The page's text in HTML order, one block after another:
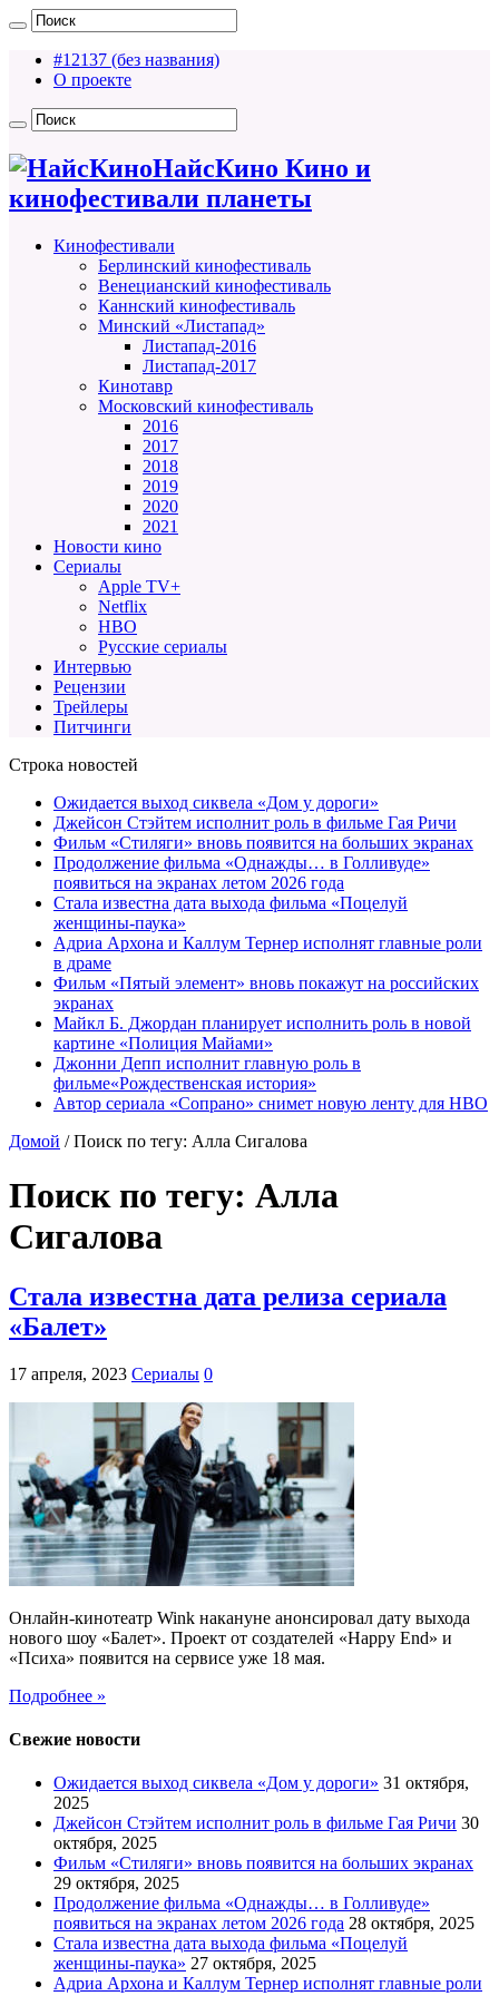
#12137 (без названия)
О проекте
НайсКино Кино и
кинофестивали планеты
Кинофестивали
Берлинский кинофестиваль
Венецианский кинофестиваль
Каннский кинофестиваль
Минский «Листапад»
Листапад-2016
Листапад-2017
Кинотавр
Московский кинофестиваль
2016
2017
2018
2019
2020
2021
Новости кино
Сериалы
Apple TV+
Netflix
HBO
Русские сериалы
Интервью
Рецензии
Трейлеры
Питчинги
Строка новостей
Ожидается выход сиквела «Дом у дороги»
Джейсон Стэйтем исполнит роль в фильме Гая Ричи
Фильм «Стиляги» вновь появится на больших экранах
Продолжение фильма «Однажды… в Голливуде»
появиться на экранах летом 2026 года
Стала известна дата выхода фильма «Поцелуй
женщины-паука»
Адриа Архона и Каллум Тернер исполнят главные роли
в драме
Фильм «Пятый элемент» вновь покажут на российских
экранах
Майкл Б. Джордан планирует исполнить роль в новой
картине «Полиция Майами»
Джонни Депп исполнит главную роль в
фильме«Рождественская история»
Автор сериала «Сопрано» снимет новую ленту для HBO
Домой / Поиск по тегу: Алла Сигалова
Поиск по тегу: Алла
Сигалова
Стала известна дата релиза сериала
«Балет»
17 апреля, 2023 Сериалы 0
Онлайн-кинотеатр Wink накануне анонсировал дату выхода
нового шоу «Балет». Проект от создателей «Happy End» и
«Психа» появится на сервисе уже 18 мая.
Подробнее »
Свежие новости
Ожидается выход сиквела «Дом у дороги» 31 октября,
2025
Джейсон Стэйтем исполнит роль в фильме Гая Ричи 30
октября, 2025
Фильм «Стиляги» вновь появится на больших экранах
29 октября, 2025
Продолжение фильма «Однажды… в Голливуде»
появиться на экранах летом 2026 года 28 октября, 2025
Стала известна дата выхода фильма «Поцелуй
женщины-паука» 27 октября, 2025
Адриа Архона и Каллум Тернер исполнят главные роли